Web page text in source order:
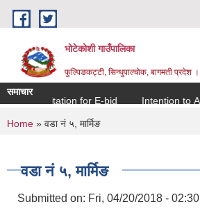
Skip to main content
भोटेकोशी गाउँपालिका
फुल्पिङकट्टी, सिन्धुपाल्चोक, बागमती प्रदेश ।
समाचार
Invitation for E-bid
Intention to Award
You are here
Home » वडा न‌ं ५, मार्मिङ
वडा न‌ं ५, मार्मिङ
Submitted on: Fri, 04/20/2018 - 02:30